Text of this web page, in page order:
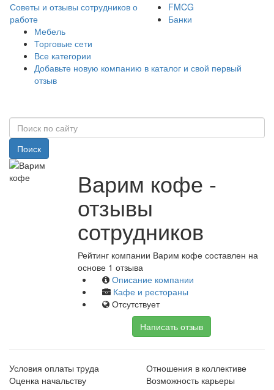
Советы и отзывы сотрудников о
работе
FMCG
Банки
Мебель
Торговые сети
Все категории
Добавьте новую компанию в каталог и свой первый
отзыв
Поиск
Варим кофе -
отзывы
сотрудников
Рейтинг компании Варим кофе составлен на
основе 1 отзыва
Описание компании
Кафе и рестораны
Отсутствует
Написать отзыв
Условия оплаты труда
Отношения в коллективе
Оценка начальству
Возможность карьеры